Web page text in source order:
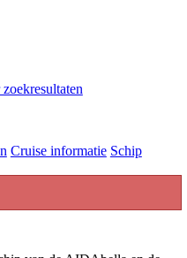
Cruise informatie Schip